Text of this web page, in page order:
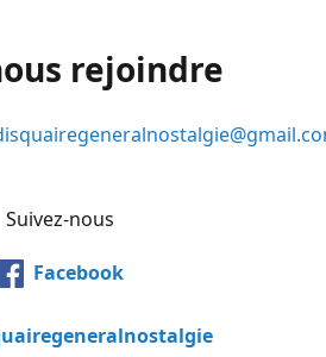
rejoindre
Suivez-nous
Facebook